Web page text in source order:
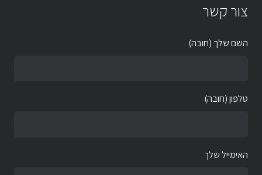
צור קשר
השם שלך (חובה)
טלפון (חובה)
האימייל שלך